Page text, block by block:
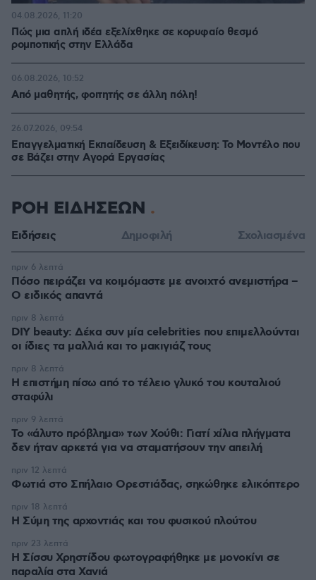
Πώς μια απλή ιδέα εξελίχθηκε σε κορυφαίο θεσμό
ρομποτικής στην Ελλάδα
04.08.2026, 11:20
Από μαθητής, φοιτητής σε άλλη πόλη!
06.08.2026, 10:52
Επαγγελματική Εκπαίδευση & Εξειδίκευση: Το Mοντέλο που
σε Bάζει στην Aγορά Eργασίας
26.07.2026, 09:54
ΡΟΗ ΕΙΔΗΣΕΩΝ
Ειδήσεις Δημοφιλή Σχολιασμένα
Πόσο πειράζει να κοιμόμαστε με ανοιχτό ανεμιστήρα –
Ο ειδικός απαντά
πριν 6 λεπτά
DIY beauty: Δέκα συν μία celebrities που επιμελλούνται
οι ίδιες τα μαλλιά και το μακιγιάζ τους
πριν 8 λεπτά
Η επιστήμη πίσω από το τέλειο γλυκό του κουταλιού
σταφύλι
πριν 8 λεπτά
Το «άλυτο πρόβλημα» των Χούθι: Γιατί χίλια πλήγματα
δεν ήταν αρκετά για να σταματήσουν την απειλή
πριν 9 λεπτά
Φωτιά στο Σπήλαιο Ορεστιάδας, σηκώθηκε ελικόπτερο
πριν 12 λεπτά
Η Σύμη της αρχοντιάς και του φυσικού πλούτου
πριν 18 λεπτά
Η Σίσσυ Χρηστίδου φωτογραφήθηκε με μονοκίνι σε
παραλία στα Χανιά
πριν 23 λεπτά